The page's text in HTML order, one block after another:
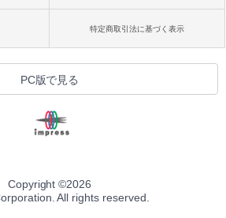
特定商取引法に基づく表示
PC版で見る
Copyright ©2026
All rights reserved.